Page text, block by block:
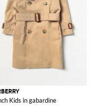
Kids in gabardine